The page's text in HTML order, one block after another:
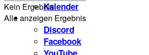
Kalender
Social
Discord
Facebook
Kein Ergebnis
Alle anzeigen Ergebnis